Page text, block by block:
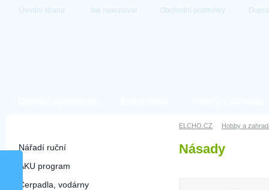
Úvodní strana Jak nakupovat Obchodní podmínky
Nářadí ruční
AKU program
Čerpadla, vodárny
ELCHO.CZ Hobby a
Násady